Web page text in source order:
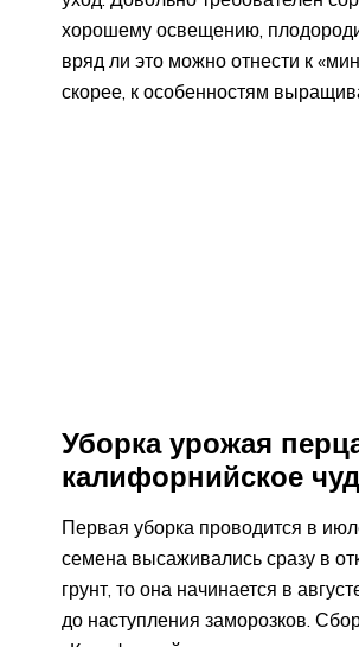
хорошему освещению,
вряд ли это можно отнести к
скорее, к особенностям
Уборка урожая
калифорнийское
Первая уборка проводится в
семена высаживались сразу в
грунт, то она начинается в
до наступления заморозков.